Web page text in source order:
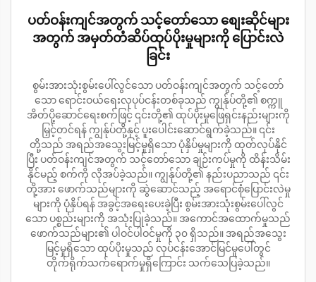
ပတ်ဝန်းကျင်အတွက် သင့်တော်သော စျေးဆိုင်များ
အတွက် အမှတ်တံဆိပ်ထုပ်ပိုးမှုများကို ပြောင်းလဲ
ခြင်း
စွမ်းအားသုံးစွမ်းပေါ်လွင်သော ပတ်ဝန်းကျင်အတွက် သင့်တော်
သော ရောင်းဝယ်ရေးလုပုပ်ငန်းတစ်ခုသည် ကျွန်ုပ်တို့၏ စက္ကူ
အိတ်ပို့ဆောင်ရေးစက်ဖြင့် ၎င်းတို့၏ ထုပ်ပိုးမှုဖြေရှင်းနည်းများကို
မြှင့်တင်ရန် ကျွန်ုပ်တို့နှင့် ပူးပေါင်းဆောင်ရွက်ခဲ့သည်။ ၎င်း
တို့သည် အရည်အသွေးမြင့်မှုရှိသော ပုံနှိပ်မှုများကို ထုတ်လုပ်နိုင်
ပြီး ပတ်ဝန်းကျင်အတွက် သင့်တော်သော ချဉ်းကပ်မှုကို ထိန်းသိမ်း
နိုင်မည့် စက်ကို လိုအပ်ခဲ့သည်။ ကျွန်ုပ်တို့၏ နည်းပညာသည် ၎င်း
တို့အား ဖောက်သည်များကို ဆွဲဆောင်သည့် အရောင်စုံပြောင်းလဲမှု
များကို ပုံနှိပ်ရန် အခွင့်အရေးပေးခဲ့ပြီး စွမ်းအားသုံးစွမ်းပေါ်လွင်
သော ပစ္စည်းများကို အသုံးပြုခဲ့သည်။ အကောင်အထောက်မှုသည်
ဖောက်သည်များ၏ ပါဝင်ပါဝင်မှုကို ၃၀ ရှိသည်။ အရည်အသွေး
မြင့်မှုရှိသော ထုပ်ပိုးမှုသည် လုပ်ငန်းအောင်မြင်မှုပေါ်တွင်
တိုက်ရိုက်သက်ရောက်မှုရှိကြောင်း သက်သေပြခဲ့သည်။